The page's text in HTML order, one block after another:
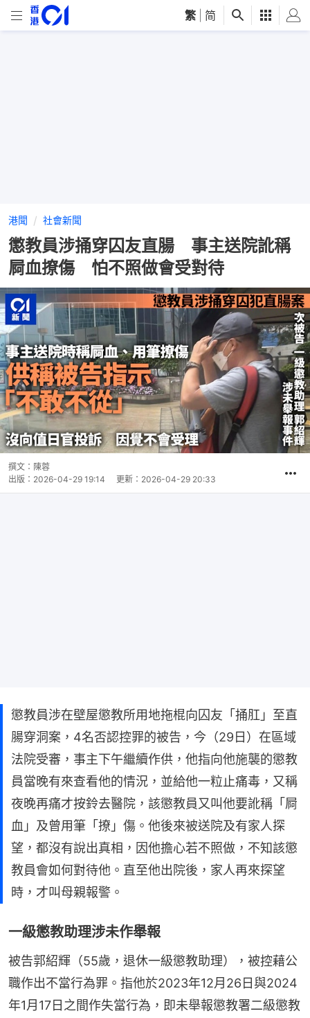
繁 简
港聞 社會新聞
懲教員涉捅穿囚友直腸 事主送院訛稱
屙血撩傷 怕不照做會受對待
撰文： 陳蓉
出版： 2026-04-29 19:14 更新： 2026-04-29 20:33
懲教員涉在壁屋懲教所用地拖棍向囚友「捅肛」至直
腸穿洞案，4名否認控罪的被告，今（29日）在區域
法院受審，事主下午繼續作供，他指向他施襲的懲教
員當晚有來查看他的情況，並給他一粒止痛毒，又稱
夜晚再痛才按鈴去醫院，該懲教員又叫他要訛稱「屙
血」及曾用筆「撩」傷。他後來被送院及有家人探
望，都沒有說出真相，因他擔心若不照做，不知該懲
教員會如何對待他。直至他出院後，家人再來探望
時，才叫母親報警。
一級懲教助理涉未作舉報
被告郭紹輝（55歲，退休一級懲教助理），被控藉公
職作出不當行為罪。指他於2023年12月26日與2024
年1月17日之間作失當行為，即未舉報懲教署二級懲教